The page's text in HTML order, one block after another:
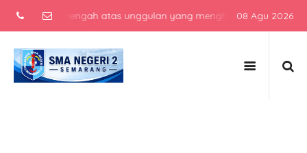
menengah atas unggulan yang menghasilkan lulusan
08 Agu 2026